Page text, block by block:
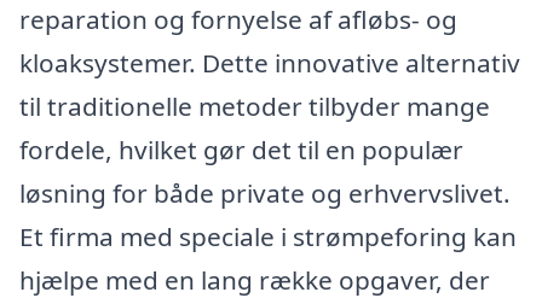
reparation og fornyelse af afløbs- og
kloaksystemer. Dette innovative alternativ
til traditionelle metoder tilbyder mange
fordele, hvilket gør det til en populær
løsning for både private og erhvervslivet.
Et firma med speciale i strømpeforing kan
hjælpe med en lang række opgaver, der